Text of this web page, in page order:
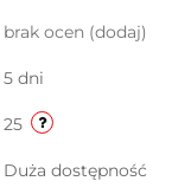
brak ocen (dodaj)
5 dni
25
Duża dostępność